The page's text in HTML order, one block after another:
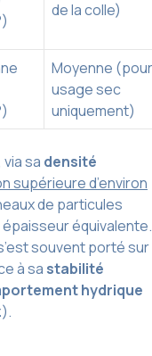
de la colle)
Moyenne (pour
usage sec
uniquement)
via sa densité
supérieure d’environ
de particules
équivalente.
souvent porté sur
à sa stabilité
hydrique
).